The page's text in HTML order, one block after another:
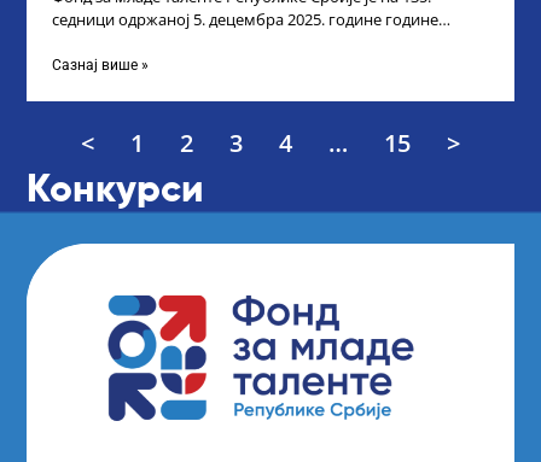
седници одржаној 5. децембра 2025. године године
Сазнај више »
< 1 2 3 4 … 15 >
Конкурси